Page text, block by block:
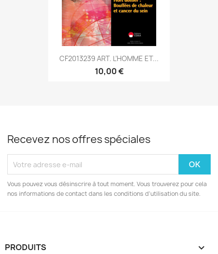
CF2013239 ART. L’HOMME ET...
10,00 €
Recevez nos offres spéciales
Vous pouvez vous désinscrire à tout moment. Vous trouverez pour cela
nos informations de contact dans les conditions d'utilisation du site.
PRODUITS 